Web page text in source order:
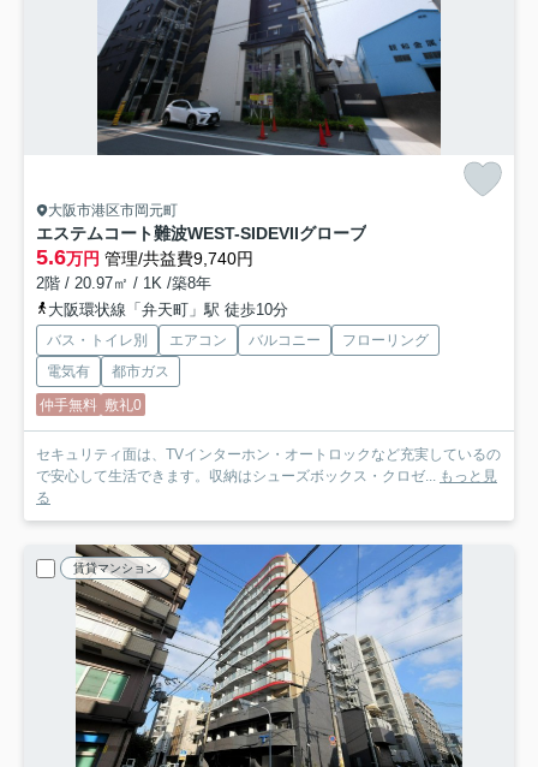
大阪市港区市岡元町
エステムコート難波WEST-SIDEVIIグローブ
5.6万円 管理/共益費9,740円
2階 / 20.97㎡ / 1K /築8年
大阪環状線「弁天町」駅 徒歩10分
バス・トイレ別 エアコン バルコニー
フローリング
電気有
都市ガス
仲手無料 敷礼0
セキュリティ面は、TVインターホン・オートロックなど充実しているの
で安心して生活できます。収納はシューズボックス・クロゼ... もっと見
る
賃貸マンション